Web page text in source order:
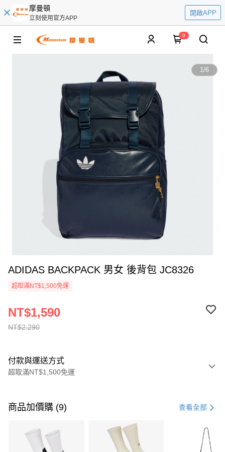
摩曼頓
立刻使用官方APP
開啟APP
0
1/6
ADIDAS BACKPACK 男女 後背包 JC8326
超取滿NT$1,500免運
NT$2,290
NT$1,590
付款與運送方式
超取滿NT$1,500免運
信用卡一次付款
3 期 0 利率 每期 21家銀行
商品加價購 (9) 查看全部